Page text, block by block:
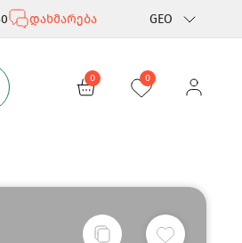
დახმარება GEO
Rus
0 0